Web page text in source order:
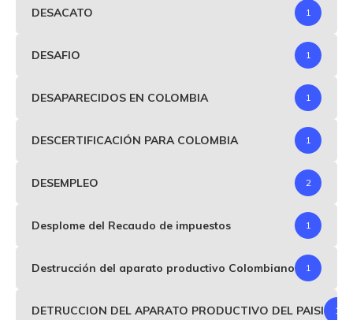
DESACATO 1
DESAFIO 1
DESAPARECIDOS EN COLOMBIA 1
DESCERTIFICACIÓN PARA COLOMBIA 1
DESEMPLEO 2
Desplome del Recaudo de impuestos 1
Destrucción del aparato productivo Colombiano 1
DETRUCCION DEL APARATO PRODUCTIVO DEL PAISI 1